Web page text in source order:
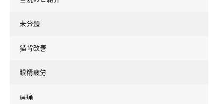
未分類
猫背改善
眼精疲労
肩痛